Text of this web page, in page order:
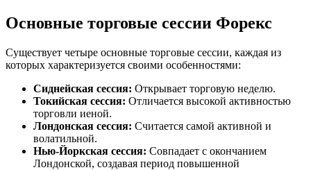
Основные торговые сессии Форекс
Существует четыре основные торговые сессии, каждая из
которых характеризуется своими особенностями:
Сиднейская сессия: Открывает торговую неделю.
Токийская сессия: Отличается высокой активностью
торговли иеной.
Лондонская сессия: Считается самой активной и
волатильной.
Нью-Йоркская сессия: Совпадает с окончанием
Лондонской, создавая период повышенной